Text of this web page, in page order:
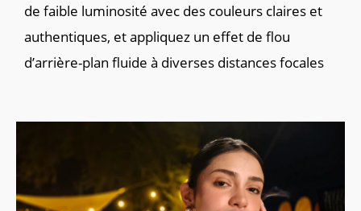
de faible luminosité avec des couleurs claires et
authentiques, et appliquez un effet de flou
d’arrière-plan fluide à diverses distances focales